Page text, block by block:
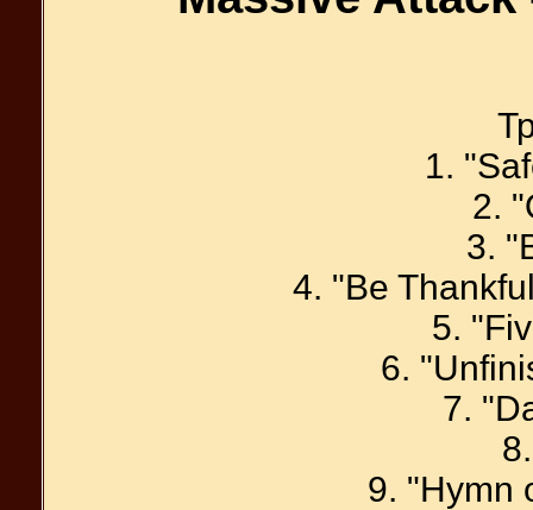
1.
2.
3.
4. "Be
5.
6.
7.
9. "Hymn